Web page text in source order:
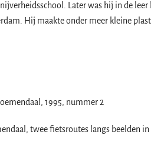
Later was hij in de
Hij maakte onder meer kleine
1995, nummer 2
twee fietsroutes langs beelden in